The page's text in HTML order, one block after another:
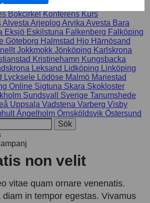
Bokcirkel Konferens Kurs
Alvesta Arjeplog Arvika Avesta Bara
Eksjö Eskilstuna Falkenberg Falköping
Göteborg Halmstad Hjo Härnösand
Jokkmokk Jönköping Karlskrona
Kristinehamn Kungsbacka
Leksand Lidköping Linköping
Lycksele Lödöse Malmö Mariestad
Online Sigtuna Skara Skokloster
Sundsvall Sverige Tanumshede
Uppsala Vadstena Varberg Visby
Ängelholm Örnsköldsvik Östersund
non velit
vitae quam ornare venenatis.
diam in tempor egestas. Vivamus